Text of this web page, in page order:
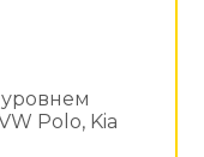
Polo, Kia